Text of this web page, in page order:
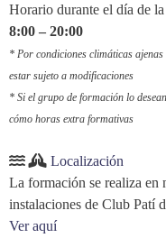
Horario durante el día de
8:00 – 20:00
* Por condiciones climáticas
estar sujeto a modificaciones
* Si el grupo de formación lo
cómo horas extra formativas
Localización
La formación se realiza en
instalaciones de Club Patí
Ver aquí